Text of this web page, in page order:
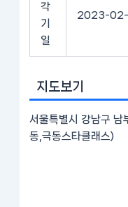
각
기
일
2023-02-
지도보기
서울특별시 강남구
동,극동스타클래스)